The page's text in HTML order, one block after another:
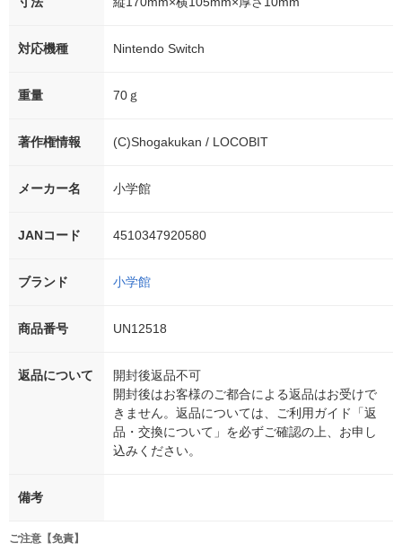
対応機種 Nintendo Switch
重量 70ｇ
著作権情報 (C)Shogakukan / LOCOBIT
メーカー名 小学館
JANコード 4510347920580
ブランド 小学館
商品番号 UN12518
返品について
開封後返品不可
開封後はお客様のご都合による返品はお受けで
きません。返品については、ご利用ガイド「返
品・交換について」を必ずご確認の上、お申し
込みください。
備考
ご注意【免責】